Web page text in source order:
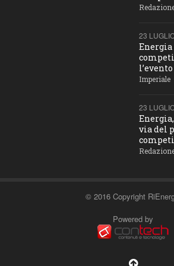
23
Imperiale
23
via del
© 2016 Copyright
Powered by